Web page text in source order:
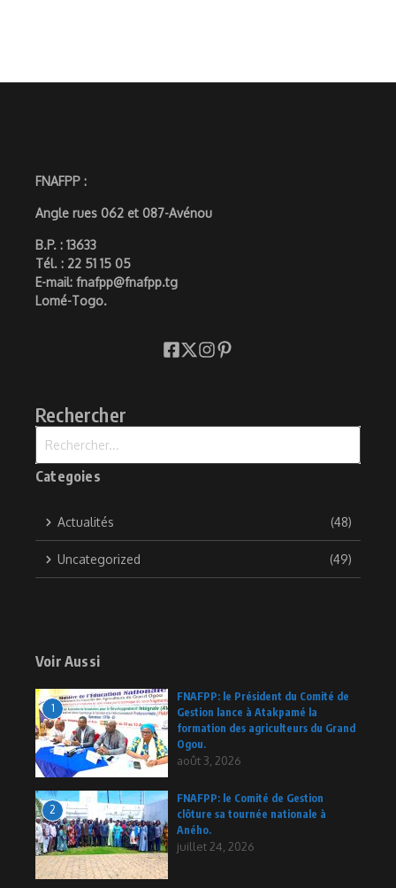
FNAFPP :
Angle rues 062 et 087-Avénou
B.P. : 13633
Tél. : 22 51 15 05
E-mail: fnafpp@fnafpp.tg
Lomé-Togo.
Rechercher
Categoies
Actualités (48)
Uncategorized (49)
Voir Aussi
1
FNAFPP: le Président du Comité de
Gestion lance à Atakpamé la
formation des agriculteurs du Grand
Ogou.
août 3, 2026
2
FNAFPP: le Comité de Gestion
clôture sa tournée nationale à
Aného.
juillet 24, 2026